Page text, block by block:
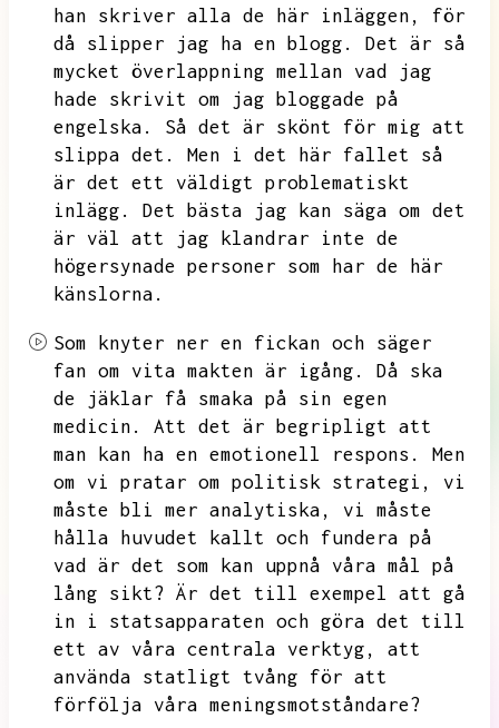
han skriver alla de här inläggen,
för
då slipper jag ha en blogg.
Det är så
mycket överlappning mellan vad jag
hade skrivit om jag bloggade på
engelska.
Så det är skönt för mig att
slippa det.
Men i det här fallet så
är det ett väldigt problematiskt
inlägg.
Det bästa jag kan säga om det
är väl att jag klandrar inte de
högersynade personer som har de här
känslorna.
Som knyter ner en fickan och säger
fan om vita makten är igång.
Då ska
de jäklar få smaka på sin egen
medicin.
Att det är begripligt att
man kan ha en emotionell respons.
Men
om vi pratar om politisk strategi,
vi
måste bli mer analytiska,
vi måste
hålla huvudet kallt och fundera på
vad är det som kan uppnå våra mål på
lång sikt? Är det till exempel att gå
in i statsapparaten och göra det till
ett av våra centrala verktyg,
att
använda statligt tvång för att
förfölja våra meningsmotståndare?